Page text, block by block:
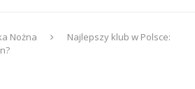
Nożna
Najlepszy klub w Polsce: